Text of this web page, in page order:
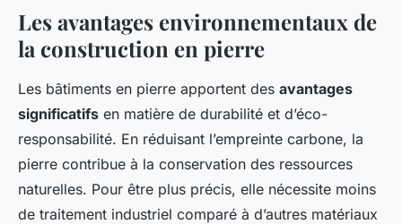
Les avantages environnementaux de
la construction en pierre
Les bâtiments en pierre apportent des avantages
significatifs en matière de durabilité et d’éco-
responsabilité. En réduisant l’empreinte carbone, la
pierre contribue à la conservation des ressources
naturelles. Pour être plus précis, elle nécessite moins
de traitement industriel comparé à d’autres matériaux